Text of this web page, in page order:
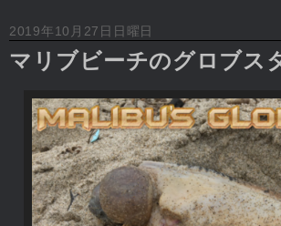
2019年10月27日日曜日
マリブビーチのグロブス